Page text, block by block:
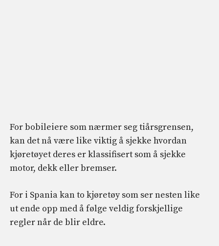
For bobileiere som nærmer seg tiårsgrensen,
kan det nå være like viktig å sjekke hvordan
kjøretøyet deres er klassifisert som å sjekke
motor, dekk eller bremser.
For i Spania kan to kjøretøy som ser nesten like
ut ende opp med å følge veldig forskjellige
regler når de blir eldre.